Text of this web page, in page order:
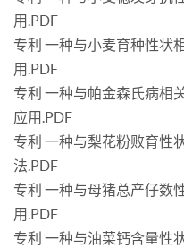
用.PDF
专利 一种与小麦育种性状
用.PDF
专利 一种与帕金森氏病相
应用.PDF
专利 一种与梨花粉败育性
法.PDF
专利 一种与母猪总产仔数
用.PDF
专利 一种与油菜钙含量性